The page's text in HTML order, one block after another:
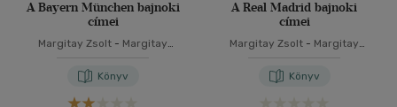
A Bayern München bajnoki
címei
Margitay Zsolt - Margitay
Könyv
A Real Madrid bajnoki
címei
Margitay Zsolt - Margitay
Könyv